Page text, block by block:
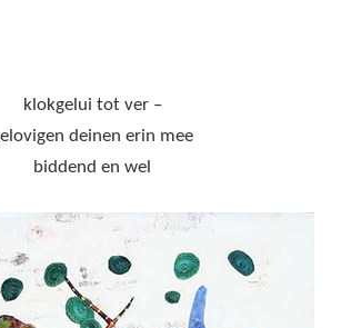
klokgelui tot ver –
deinen erin mee
biddend en wel